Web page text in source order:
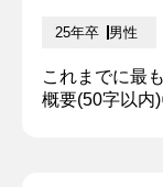
25年卒 男性
これまでに最
概要(50字以内